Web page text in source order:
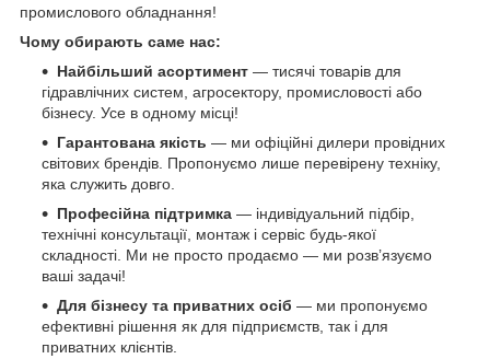
промислового обладнання!
Чому обирають саме нас:
Найбільший асортимент — тисячі товарів для
гідравлічних систем, агросектору, промисловості або
бізнесу. Усе в одному місці!
Гарантована якість — ми офіційні дилери провідних
світових брендів. Пропонуємо лише перевірену техніку,
яка служить довго.
Професійна підтримка — індивідуальний підбір,
технічні консультації, монтаж і сервіс будь-якої
складності. Ми не просто продаємо — ми розв’язуємо
ваші задачі!
Для бізнесу та приватних осіб — ми пропонуємо
ефективні рішення як для підприємств, так і для
приватних клієнтів.